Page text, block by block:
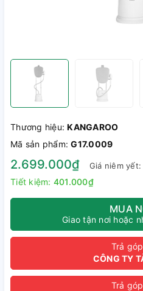
Thương hiệu:KANGAROO
Mã sản phẩm:G17.0009
2.699.000₫ Giá niêm
Tiết kiệm: 401.000₫
MUA
Giao tận nơi hoặc
Trả
CÔNG TY
Trả